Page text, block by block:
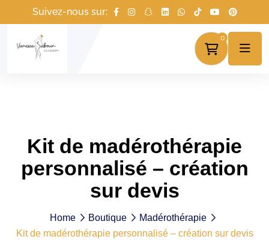
Suivez-nous sur:
0
Kit de madérothérapie
personnalisé – création
sur devis
Home Boutique
Madérothérapie
Kit de madérothérapie personnalisé – création sur devis